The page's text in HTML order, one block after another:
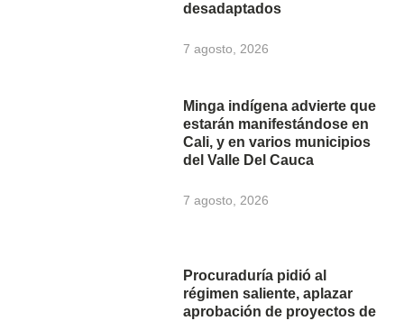
desadaptados
7 agosto, 2026
Minga indígena advierte que
estarán manifestándose en
Cali, y en varios municipios
del Valle Del Cauca
7 agosto, 2026
Procuraduría pidió al
régimen saliente, aplazar
aprobación de proyectos de